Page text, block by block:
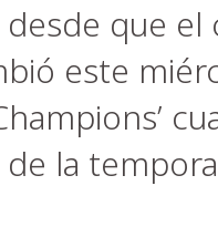
que el
este
la